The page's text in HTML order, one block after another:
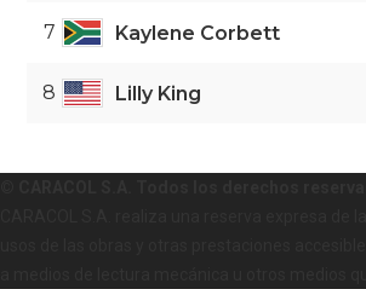
7 Kaylene Corbett
8 Lilly King